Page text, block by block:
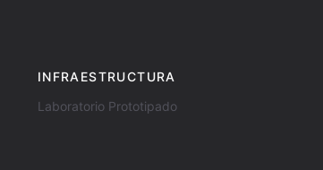
INFRAESTRUCTURA
Laboratorio Prototipado